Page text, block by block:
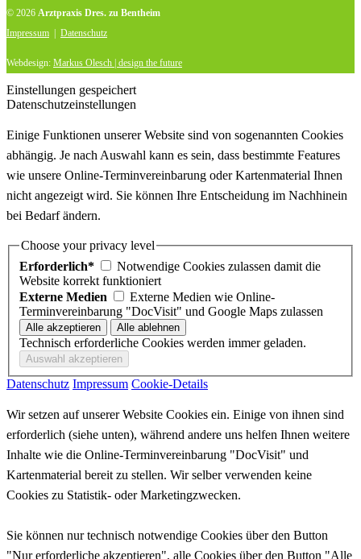
© 2026 Arztpraxis Dres. zu Bentheim
Impressum
Datenschutz
Webdesign: Markus Olesch | design the future
Einstellungen gespeichert
Datenschutzeinstellungen
Einige Funktionen unserer Website sind von sogenannten Cookies
abhängig. Je nach Auswahl kann es sein, dass bestimmte Features
wie unsere Online-Terminvereinbarung oder Kartenmaterial Ihnen
nicht angezeigt wird. Sie können Ihre Entscheidung im Nachhinein
bei Bedarf ändern.
Choose your privacy level
Erforderlich*
Notwendige Cookies zulassen damit die
Website korrekt funktioniert
Externe Medien
Externe Medien wie Online-
Terminvereinbarung "DocVisit" und Google Maps zulassen
Technisch erforderliche Cookies werden immer geladen.
Datenschutz Impressum Cookie-Details
Wir setzen auf unserer Website Cookies ein. Einige von ihnen sind
erforderlich (siehe unten), während andere uns helfen Ihnen weitere
Inhalte wie die Online-Terminvereinbarung "DocVisit" und
Kartenmaterial bereit zu stellen. Wir selber verwenden keine
Cookies zu Statistik- oder Marketingzwecken.
Sie können nur technisch notwendige Cookies über den Button
"Nur erforderliche akzeptieren", alle Cookies über den Button "Alle